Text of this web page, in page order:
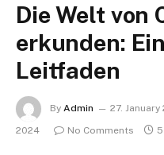
Die Welt von
erkunden:
Leitfaden
By Admin 27. January
2024
No Comments